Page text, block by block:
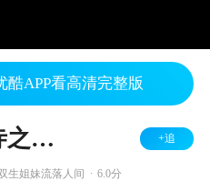
APP看高清完整版
天龙寺之星辰传 +追
生姐妹流落人间 6.0分